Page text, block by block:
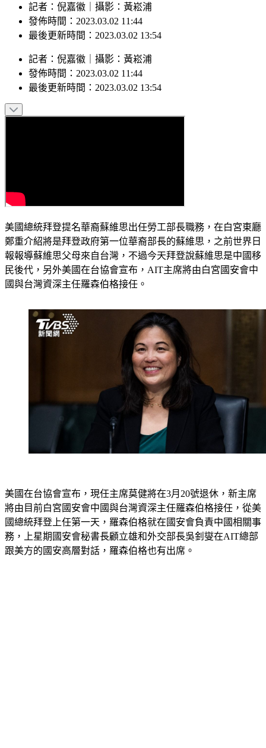
記者：倪嘉徽｜攝影：黃崧浦
發佈時間：2023.03.02 11:44
記者：倪嘉徽｜攝影：黃崧浦
發佈時間：2023.03.02 11:44
美國總統拜登提名華裔蘇維思出任勞工部長職務，在白宮東廳
鄭重介紹將是拜登政府第一位華裔部長的蘇維思，之前世界日
報報導蘇維思父母來自台灣，不過今天拜登說蘇維思是中國移
民後代，另外美國在台協會宣布，AIT主席將由白宮國安會中
美國在台協會宣布，現任主席莫健將在3月20號退休，新主席
將由目前白宮國安會中國與台灣資深主任羅森伯格接任，從美
國總統拜登上任第一天，羅森伯格就在國安會負責中國相關事
務，上星期國安會秘書長顧立雄和外交部長吳釗燮在AIT總部